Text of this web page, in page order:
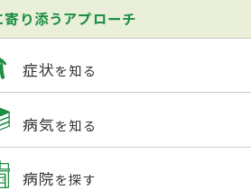
寄り添うアプローチ
症状を知る
病気を知る
病院を探す